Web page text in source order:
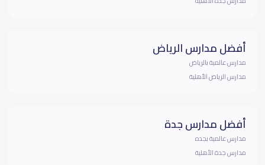
أفضل مدارس الرياض
مدارس عالمية بالرياض
مدارس الرياض الأهلية
أفضل مدارس جدة
مدارس عالمية بجده
مدارس جدة الأهلية